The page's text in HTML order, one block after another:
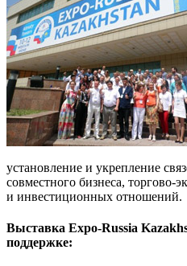
установление и укрепление
совместного бизнеса, торгово-
и инвестиционных отношений.
Выставка Expo-Russia
поддержке: